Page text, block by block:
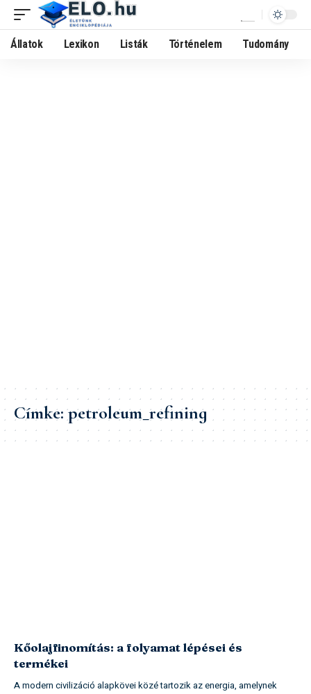
Állatok Lexikon Listák Történelem Tudomány
Címke:petroleum_refining
Kőolajfinomítás: a folyamat lépései és
termékei
A modern civilizáció alapkövei közé tartozik az energia, amelynek